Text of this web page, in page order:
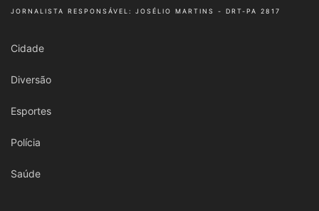
JORNALISTA RESPONSÁVEL: JOSÉLIO MARTINS - DRT-PA 2817
Cidade
Diversão
Esportes
Polícia
Saúde